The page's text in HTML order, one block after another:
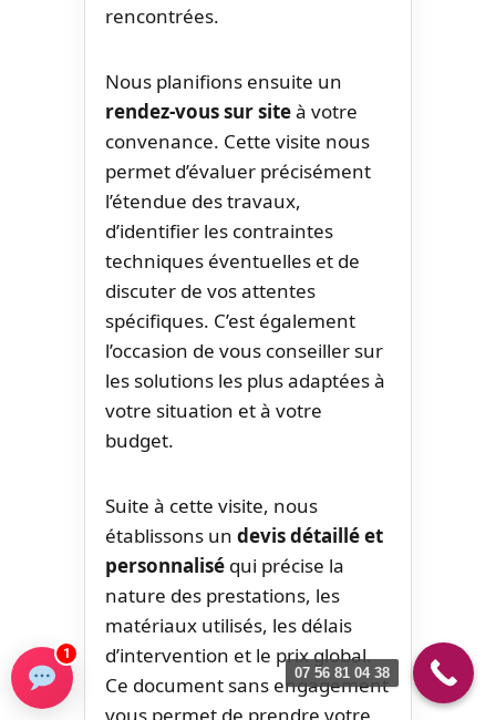
rencontrées.
Nous planifions ensuite un
rendez-vous sur siteà votre
convenance. Cette visite nous
permet d’évaluer précisément
l’étendue des travaux,
d’identifier les contraintes
techniques éventuelles et de
discuter de vos attentes
spécifiques. C’est également
l’occasion de vous conseiller sur
les solutions les plus adaptées à
votre situation et à votre
budget.
Suite à cette visite, nous
établissons un devis détaillé et
personnalisé qui précise la
nature des prestations, les
matériaux utilisés, les délais
d’intervention et le prix global.
Ce document sans engagement
vous permet de prendre votre
07 56 81 04 38
1